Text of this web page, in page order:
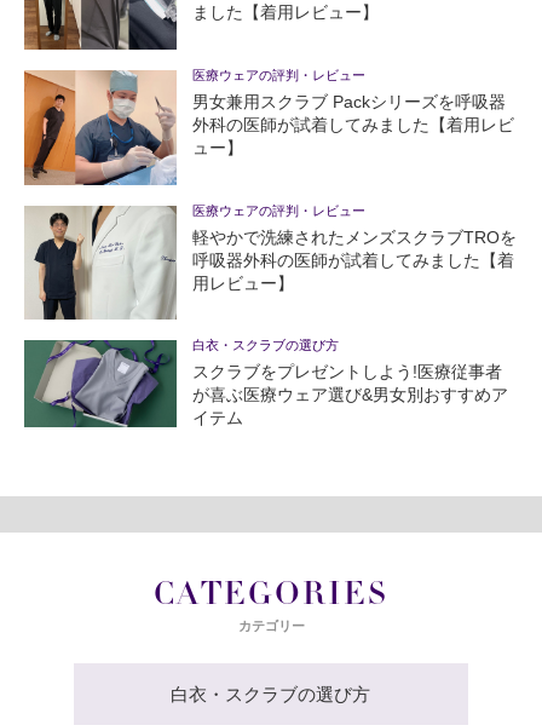
ました【着用レビュー】
医療ウェアの評判・レビュー
男女兼用スクラブ Packシリーズを呼吸器
外科の医師が試着してみました【着用レビ
ュー】
医療ウェアの評判・レビュー
軽やかで洗練されたメンズスクラブTROを
呼吸器外科の医師が試着してみました【着
用レビュー】
白衣・スクラブの選び方
スクラブをプレゼントしよう!医療従事者
が喜ぶ医療ウェア選び&男女別おすすめア
イテム
CATEGORIES
カテゴリー
白衣・スクラブの選び方